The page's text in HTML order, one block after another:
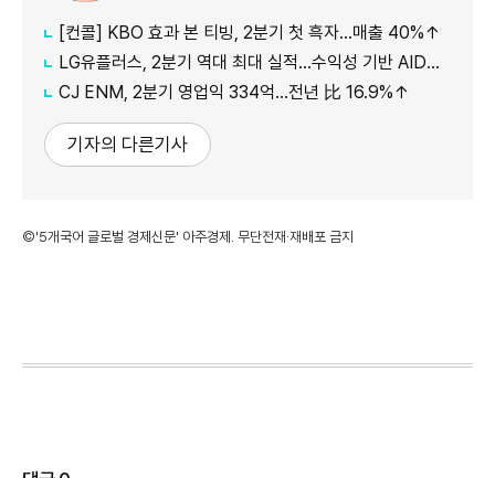
[컨콜] KBO 효과 본 티빙, 2분기 첫 흑자…매출 40%↑
LG유플러스, 2분기 역대 최대 실적…수익성 기반 AIDC 투자 확대(종합)
CJ ENM, 2분기 영업익 334억…전년 比 16.9%↑
기자의 다른기사
©'5개국어 글로벌 경제신문' 아주경제. 무단전재·재배포 금지